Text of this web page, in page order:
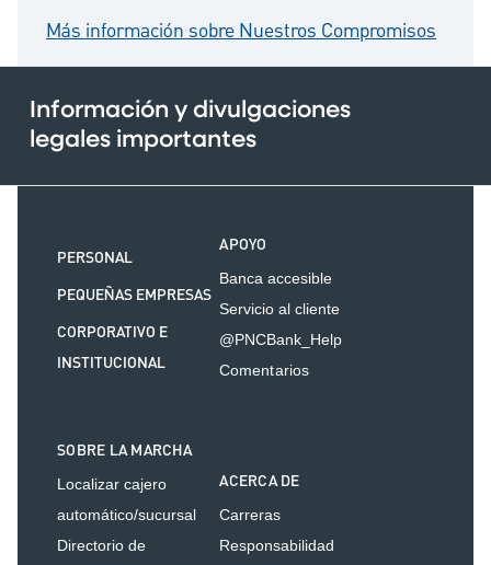
Más información sobre Nuestros Compromisos
Información y divulgaciones
legales importantes
PERSONAL
PEQUEÑAS EMPRESAS
CORPORATIVO E
INSTITUCIONAL
APOYO
Banca accesible
Servicio al cliente
@PNCBank_Help
Comentarios
SOBRE LA MARCHA
Localizar cajero
automático/sucursal
Directorio de
ACERCA DE
Carreras
Responsabilidad